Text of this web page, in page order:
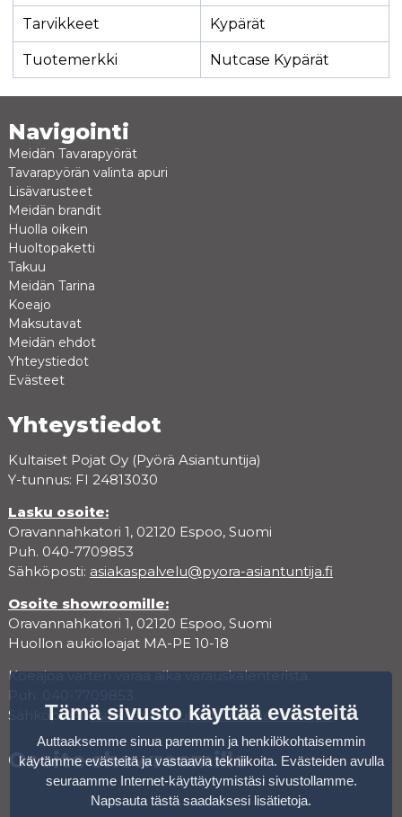
Tarvikkeet Kypärät
Tuotemerkki Nutcase Kypärät
Navigointi
Meidän Tavarapyörät
Tavarapyörän valinta apuri
Lisävarusteet
Meidän brandit
Huolla oikein
Huoltopaketti
Takuu
Meidän Tarina
Koeajo
Maksutavat
Meidän ehdot
Yhteystiedot
Evästeet
Yhteystiedot
Kultaiset Pojat Oy (Pyörä Asiantuntija)
Y-tunnus: FI 24813030
Lasku osoite:
Oravannahkatori 1, 02120 Espoo, Suomi
Puh. 040-7709853
Sähköposti: asiakaspalvelu@pyora-asiantuntija.fi
Osoite showroomille:
Oravannahkatori 1, 02120 Espoo, Suomi
Huollon aukioloajat MA-PE 10-18
Koeajoa varten varaa aika varauskalenterista.
Sähköposti:asiakaspalvelu@pyora-asiantuntija.fi
Osoite showroomille
Tämä sivusto käyttää evästeitä
Auttaaksemme sinua paremmin ja henkilökohtaisemmin
käytämme evästeitä ja vastaavia tekniikoita. Evästeiden avulla
seuraamme Internet-käyttäytymistäsi sivustollamme.
Napsauta tästä saadaksesi lisätietoja.